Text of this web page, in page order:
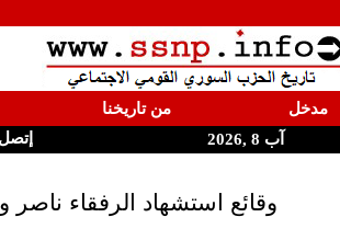
مدخل من تاريخنا
آب 8 ,2026
وقائع استشهاد الرفقاء